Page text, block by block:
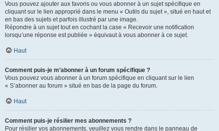
Vous pouvez ajouter aux favoris ou vous abonner à un sujet spécifique en
cliquant sur le lien approprié dans le menu « Outils du sujet », situé en haut et
en bas des sujets et parfois illustré par une image.
Répondre à un sujet tout en cochant la case « Recevoir une notification
lorsqu’une réponse est publiée » équivaut à vous abonner à ce sujet.
Haut
Comment puis-je m’abonner à un forum spécifique ?
Vous pouvez vous abonner à un forum spécifique en cliquant sur le lien
« S’abonner au forum » situé en bas de la page du forum.
Haut
Comment puis-je résilier mes abonnements ?
Pour résilier vos abonnements, veuillez vous rendre dans le panneau de